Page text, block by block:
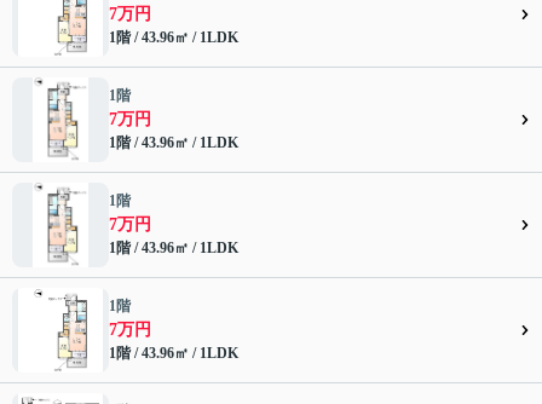
7万円
1階 / 43.96㎡ / 1LDK
1階
7万円
1階 / 43.96㎡ / 1LDK
1階
7万円
1階 / 43.96㎡ / 1LDK
1階
7万円
1階 / 43.96㎡ / 1LDK